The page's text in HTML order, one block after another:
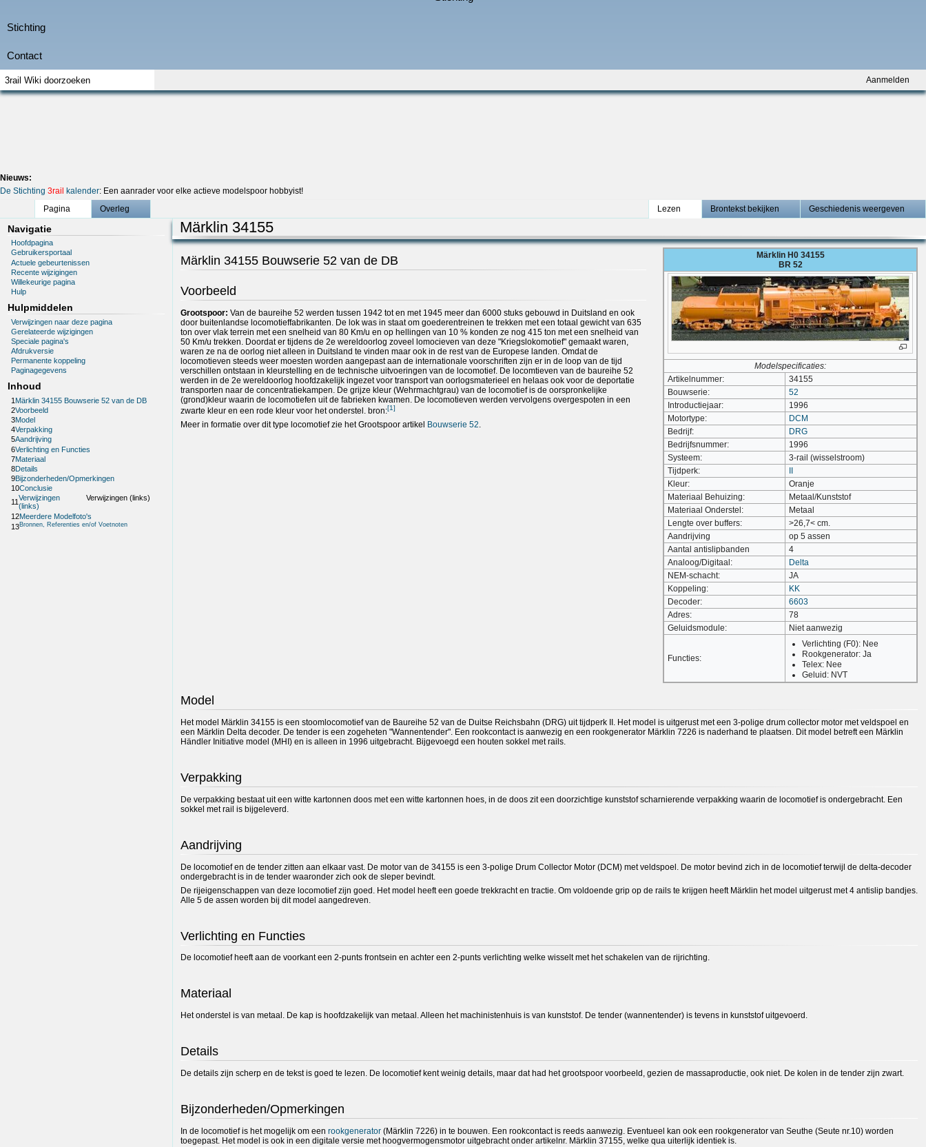
Aanmelden
Nieuws:
De Stichting 3rail kalender: Een aanrader voor elke actieve modelspoor hobbyist!
Pagina
Overleg Lezen Brontekst bekijken Geschiedenis weergeven
Navigatie
Hoofdpagina
Gebruikersportaal
Actuele gebeurtenissen
Recente wijzigingen
Willekeurige pagina
Hulp
Hulpmiddelen
Verwijzingen naar deze pagina
Gerelateerde wijzigingen
Speciale pagina's
Afdrukversie
Permanente koppeling
Paginagegevens
Inhoud
1 Märklin 34155 Bouwserie 52 van de DB
2Voorbeeld
3Model
4Verpakking
5Aandrijving
6Verlichting en Functies
7Materiaal
8Details
9Bijzonderheden/Opmerkingen
10Conclusie
11Verwijzingen
(links)
Verwijzingen (links)
12Meerdere Modelfoto's
13Bronnen, Referenties en/of Voetnoten
Märklin 34155
Märklin H0 34155
BR 52
Modelspecificaties:
Artikelnummer:
34155
Bouwserie:
52
Introductiejaar:
1996
Motortype:
DCM
Bedrijf:
DRG
Bedrijfsnummer:
1996
Systeem:
3-rail (wisselstroom)
Tijdperk:
Kleur:
Oranje
Materiaal Behuizing:
Metaal/Kunststof
Materiaal Onderstel:
Metaal
Lengte over buffers:
>26,7< cm.
Aandrijving
op 5 assen
Aantal antislipbanden
4
Analoog/Digitaal:
Delta
NEM-schacht:
JA
Koppeling:
KK
Decoder:
6603
Adres:
78
Geluidsmodule:
Niet aanwezig
Functies:
Verlichting (F0): Nee
Rookgenerator: Ja
Telex: Nee
Geluid: NVT
Märklin 34155 Bouwserie 52 van de DB
Voorbeeld
Grootspoor: Van de baureihe 52 werden tussen 1942 tot en met 1945 meer dan 6000 stuks gebouwd in Duitsland en ook
door buitenlandse locomotieffabrikanten. De lok was in staat om goederentreinen te trekken met een totaal gewicht van 635
ton over vlak terrein met een snelheid van 80 Km/u en op hellingen van 10 % konden ze nog 415 ton met een snelheid van
50 Km/u trekken. Doordat er tijdens de 2e wereldoorlog zoveel lomocieven van deze "Kriegslokomotief" gemaakt waren,
waren ze na de oorlog niet alleen in Duitsland te vinden maar ook in de rest van de Europese landen. Omdat de
locomotieven steeds weer moesten worden aangepast aan de internationale voorschriften zijn er in de loop van de tijd
verschillen ontstaan in kleurstelling en de technische uitvoeringen van de locomotief. De locomtieven van de baureihe 52
werden in de 2e wereldoorlog hoofdzakelijk ingezet voor transport van oorlogsmaterieel en helaas ook voor de deportatie
transporten naar de concentratiekampen. De grijze kleur (Wehrmachtgrau) van de locomotief is de oorspronkelijke
(grond)kleur waarin de locomotiefen uit de fabrieken kwamen. De locomotieven werden vervolgens overgespoten in een
zwarte kleur en een rode kleur voor het onderstel. bron:[1]
Meer in formatie over dit type locomotief zie het Grootspoor artikel Bouwserie 52
Model
Het model Märklin 34155 is een stoomlocomotief van de Baureihe 52 van de Duitse Reichsbahn (DRG) uit tijdperk II. Het model is uitgerust met een 3-polige drum collector motor met veldspoel en
een Märklin Delta decoder. De tender is een zogeheten "Wannentender". Een rookcontact is aanwezig en een rookgenerator Märklin 7226 is naderhand te plaatsen. Dit model betreft een Märklin
Händler Initiative model (MHI) en is alleen in 1996 uitgebracht. Bijgevoegd een houten sokkel met rails.
Verpakking
De verpakking bestaat uit een witte kartonnen doos met een witte kartonnen hoes, in de doos zit een doorzichtige kunststof scharnierende verpakking waarin de locomotief is ondergebracht. Een
sokkel met rail is bijgeleverd.
Aandrijving
De locomotief en de tender zitten aan elkaar vast. De motor van de 34155 is een 3-polige Drum Collector Motor (DCM) met veldspoel. De motor bevind zich in de locomotief terwijl de delta-decoder
ondergebracht is in de tender waaronder zich ook de sleper bevindt.
De rijeigenschappen van deze locomotief zijn goed. Het model heeft een goede trekkracht en tractie. Om voldoende grip op de rails te krijgen heeft Märklin het model uitgerust met 4 antislip bandjes.
Alle 5 de assen worden bij dit model aangedreven.
Verlichting en Functies
De locomotief heeft aan de voorkant een 2-punts frontsein en achter een 2-punts verlichting welke wisselt met het schakelen van de rijrichting.
Materiaal
Het onderstel is van metaal. De kap is hoofdzakelijk van metaal. Alleen het machinistenhuis is van kunststof. De tender (wannentender) is tevens in kunststof uitgevoerd.
Details
De details zijn scherp en de tekst is goed te lezen. De locomotief kent weinig details, maar dat had het grootspoor voorbeeld, gezien de massaproductie, ook niet. De kolen in de tender zijn zwart.
Bijzonderheden/Opmerkingen
In de locomotief is het mogelijk om een rookgenerator (Märklin 7226) in te bouwen. Een rookcontact is reeds aanwezig. Eventueel kan ook een rookgenerator van Seuthe (Seute nr.10) worden
toegepast. Het model is ook in een digitale versie met hoogvermogensmotor uitgebracht onder artikelnr. Märklin 37155, welke qua uiterlijk identiek is.